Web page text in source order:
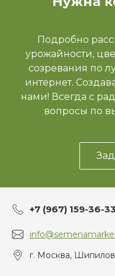
Подробно
урожайности,
созревания по
интернет.
нами! Всегда с
вопросы по
+7 (967) 159-36-33
г. Москва,